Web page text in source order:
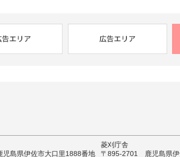
島県伊佐市大口里1888番地
菱刈庁舎
〒895-2701 鹿児島県伊